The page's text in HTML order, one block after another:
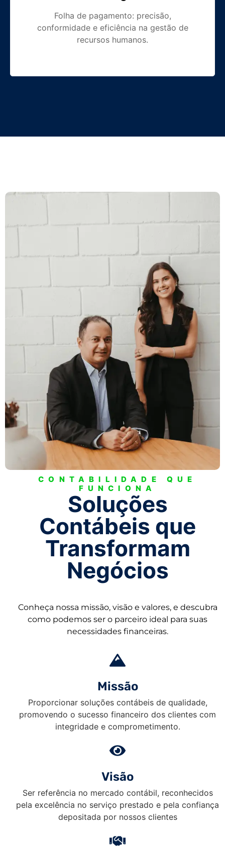
Folha de pagamento: precisão,
conformidade e eficiência na gestão de
recursos humanos.
CONTABILIDADE QUE
FUNCIONA
Soluções
Contábeis que
Transformam
Negócios
Conheça nossa missão, visão e valores, e descubra
como podemos ser o parceiro ideal para suas
necessidades financeiras.
Missão
Proporcionar soluções contábeis de qualidade,
promovendo o sucesso financeiro dos clientes com
integridade e comprometimento.
Visão
Ser referência no mercado contábil, reconhecidos
pela excelência no serviço prestado e pela confiança
depositada por nossos clientes